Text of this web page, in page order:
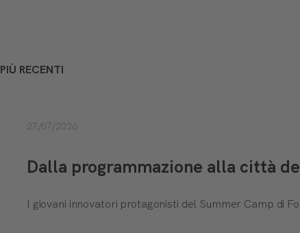
PIÙ RECENTI
27/07/2026
Dalla programmazione alla città
I giovani innovatori protagonisti del Summer Camp di